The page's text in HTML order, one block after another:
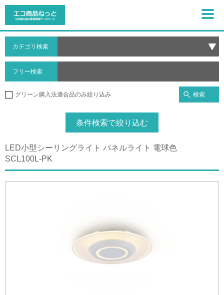
カテゴリ検索
フリー検索
グリーン購入法適合品のみ絞り込み 検索
条件検索で絞り込む
LED小型シーリングライト パネルライト 電球色
SCL100L-PK